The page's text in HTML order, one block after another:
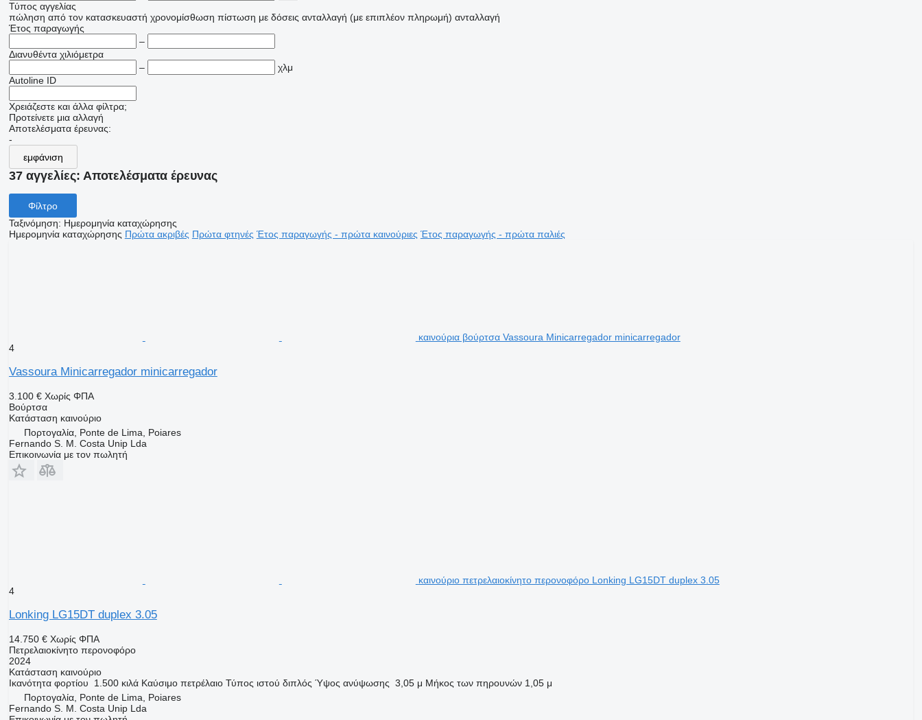
Τύπος αγγελίας
πώληση από τον κατασκευαστή χρονομίσθωση πίστωση με δόσεις ανταλλαγή (με επιπλέον πληρωμή) ανταλλαγή
Έτος παραγωγής
–
Διανυθέντα χιλιόμετρα
–
χλμ
Autoline ID
Χρειάζεστε και άλλα φίλτρα;
Προτείνετε μια αλλαγή
Αποτελέσματα έρευνας:
-
εμφάνιση
37 αγγελίες: Αποτελέσματα έρευνας
Φίλτρο
Ταξινόμηση: Ημερομηνία καταχώρησης
Ημερομηνία καταχώρησης Πρώτα ακριβές Πρώτα φτηνές Έτος παραγωγής - πρώτα καινούριες Έτος παραγωγής - πρώτα παλιές
καινούρια βούρτσα Vassoura Minicarregador minicarregador
4
Vassoura Minicarregador minicarregador
3.100 € Χωρίς ΦΠΑ
Βούρτσα
Κατάσταση καινούριο
Πορτογαλία, Ponte de Lima, Poiares
Fernando S. M. Costa Unip Lda
Επικοινωνία με τον πωλητή
καινούριο πετρελαιοκίνητο περονοφόρο Lonking LG15DT duplex 3.05
4
Lonking LG15DT duplex 3.05
14.750 € Χωρίς ΦΠΑ
Πετρελαιοκίνητο περονοφόρο
2024
Κατάσταση καινούριο
Ικανότητα φορτίου
1.500 κιλά Καύσιμο πετρέλαιο Τύπος ιστού διπλός Ύψος ανύψωσης 3,05 μ Μήκος των πηρουνών 1,05 μ
Πορτογαλία, Ponte de Lima, Poiares
Fernando S. M. Costa Unip Lda